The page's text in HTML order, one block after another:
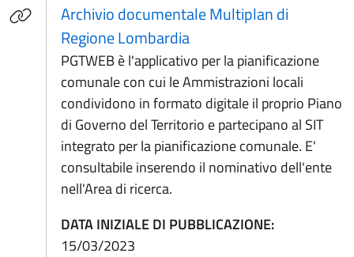
Archivio documentale Multiplan di
Regione Lombardia(apre in un'altra scheda).
PGTWEB è l'applicativo per la pianificazione
comunale con cui le Ammistrazioni locali
condividono in formato digitale il proprio Piano
di Governo del Territorio e partecipano al SIT
integrato per la pianificazione comunale. E'
consultabile inserendo il nominativo dell'ente
nell'Area di ricerca.
DATA INIZIALE DI PUBBLICAZIONE:
15/03/2023